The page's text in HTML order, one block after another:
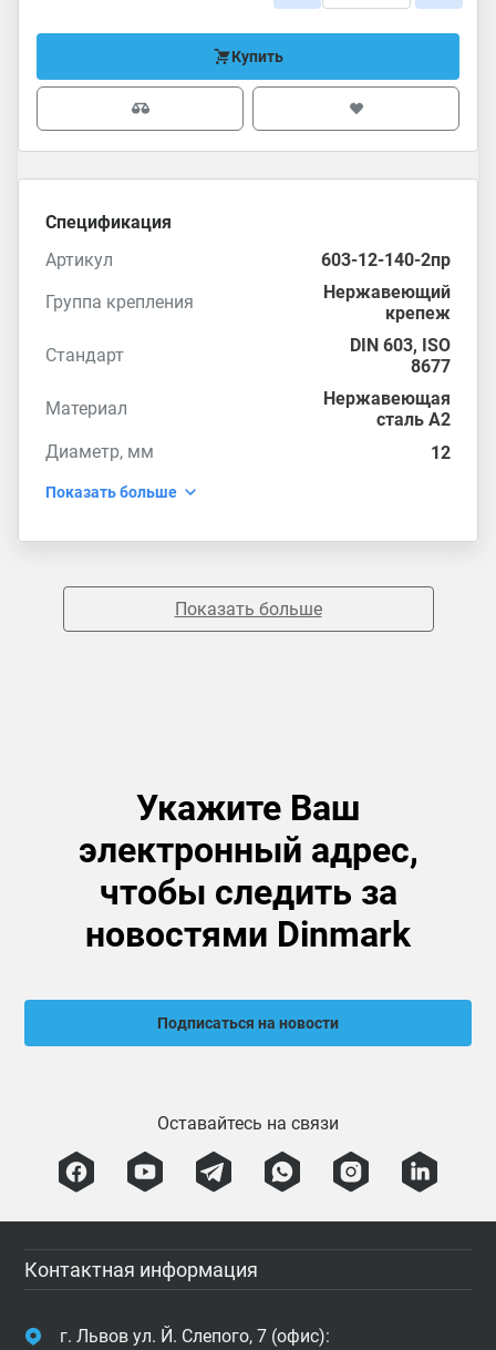
Купить
Спецификация
Артикул
603-12-140-2пр
Группа крепления
Нержавеющий
крепеж
Стандарт
DIN 603, ISO
8677
Материал
Нержавеющая
сталь А2
Диаметр, мм
12
Показать больше
Показать больше
Укажите Ваш
электронный адрес,
чтобы следить за
новостями Dinmark
Подписаться на новости
Оставайтесь на связи
Контактная информация
г. Львов ул. Й. Слепого, 7 (офис):